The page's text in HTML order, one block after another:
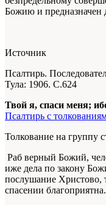
Божию и предназначен
Источник
Псалтирь.
Тула: 1906. С.624
Твой я, спаси меня;
Псалтирь с
Толкование на группу
Раб верный Божий,
иже дела по закону
послушание Христово,
спасении благоприятна.